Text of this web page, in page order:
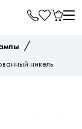
/
никель